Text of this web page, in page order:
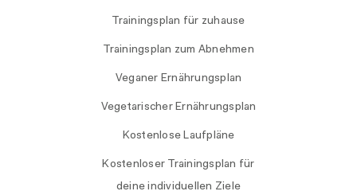
Trainingsplan für zuhause
Trainingsplan zum Abnehmen
Veganer Ernährungsplan
Vegetarischer Ernährungsplan
Kostenlose Laufpläne
Kostenloser Trainingsplan für
deine individuellen Ziele